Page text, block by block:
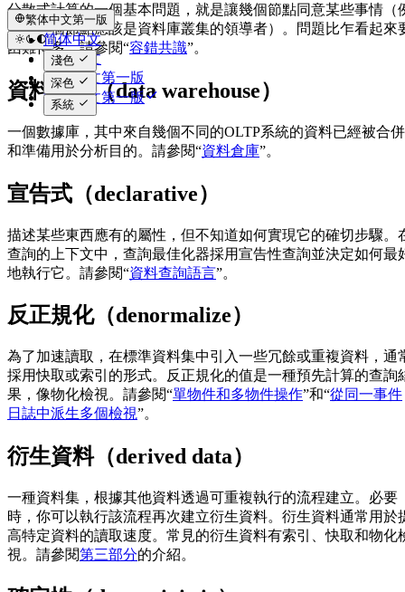
繁体中文第一版
简体中文
繁体中文
简体中文第一版
繁体中文第一版
淺色
深色
系統
分散式計算的一個基本問題，就是讓幾個節點同意某些事情（
如，哪個節點應該是資料庫叢集的領導者）。問題比乍看起來
困難得多。請參閱“容錯共識”。
資料倉庫（data warehouse）
一個數據庫，其中來自幾個不同的OLTP系統的資料已經被合併
和準備用於分析目的。請參閱“資料倉庫”。
宣告式（declarative）
描述某些東西應有的屬性，但不知道如何實現它的確切步驟。
查詢的上下文中，查詢最佳化器採用宣告性查詢並決定如何最
地執行它。請參閱“資料查詢語言”。
反正規化（denormalize）
為了加速讀取，在標準資料集中引入一些冗餘或重複資料，通
採用快取或索引的形式。反正規化的值是一種預先計算的查詢
果，像物化檢視。請參閱“單物件和多物件操作”和“從同一事件
日誌中派生多個檢視”。
衍生資料（derived data）
一種資料集，根據其他資料透過可重複執行的流程建立。必要
時，你可以執行該流程再次建立衍生資料。衍生資料通常用於
高特定資料的讀取速度。常見的衍生資料有索引、快取和物化
視。請參閱第三部分的介紹。